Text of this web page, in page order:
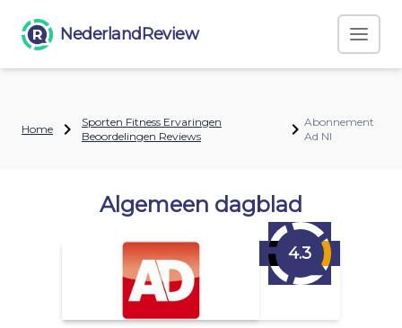
NederlandReview
Home
Sporten Fitness Ervaringen
Beoordelingen Reviews
Abonnement
Ad Nl
Algemeen dagblad
4.3